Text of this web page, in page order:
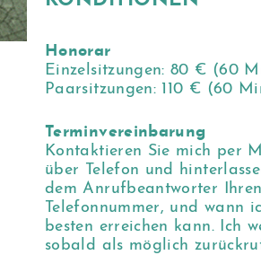
Honorar
Einzelsitzungen: 80 € (60
Paarsitzungen: 110 € (60
Terminvereinbarung
Kontaktieren Sie mich per
über Telefon und
dem Anrufbeantworter
Telefonnummer, und wann
besten erreichen kann. Ich
sobald als möglich